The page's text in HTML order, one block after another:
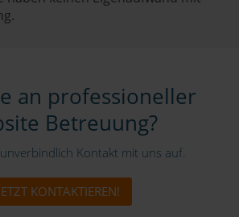
an professioneller
Betreuung?
Kontakt mit uns auf.
KONTAKTIEREN!